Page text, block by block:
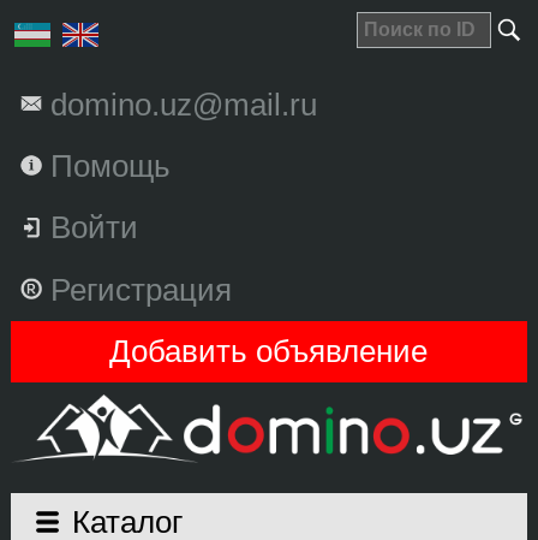
domino.uz@mail.ru
Помощь
Войти
Регистрация
Добавить объявление
Каталог